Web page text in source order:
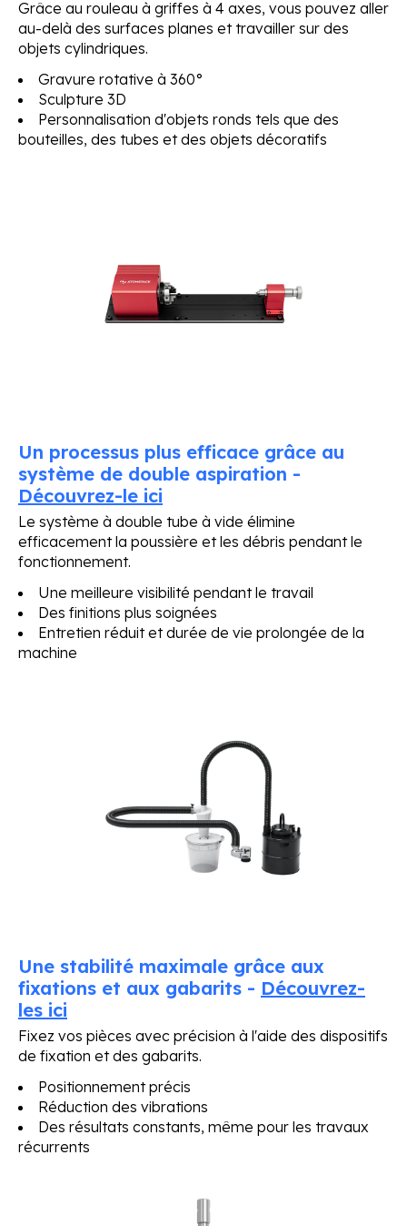
Grâce au rouleau à griffes à 4 axes, vous pouvez aller
au-delà des surfaces planes et travailler sur des
objets cylindriques.
Gravure rotative à 360°
Sculpture 3D
Personnalisation d'objets ronds tels que des
bouteilles, des tubes et des objets décoratifs
Un processus plus efficace grâce au
système de double aspiration -
Découvrez-le ici
Le système à double tube à vide élimine
efficacement la poussière et les débris pendant le
fonctionnement.
Une meilleure visibilité pendant le travail
Des finitions plus soignées
Entretien réduit et durée de vie prolongée de la
machine
Une stabilité maximale grâce aux
fixations et aux gabarits - Découvrez-
les ici
Fixez vos pièces avec précision à l'aide des dispositifs
de fixation et des gabarits.
Positionnement précis
Réduction des vibrations
Des résultats constants, même pour les travaux
récurrents